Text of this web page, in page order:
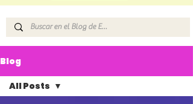
Blog
All Posts